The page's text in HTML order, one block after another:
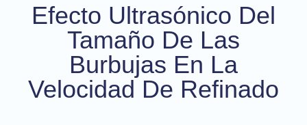
Efecto Ultrasónico Del
Tamaño De Las
Burbujas En La
Velocidad De Refinado